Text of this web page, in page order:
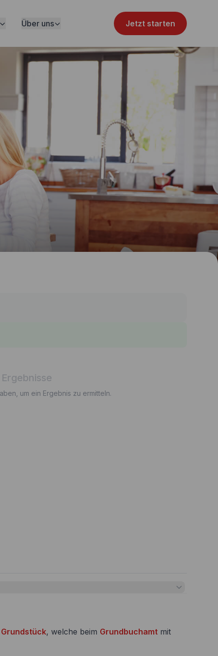
Über uns Jetzt starten
um ein Ergebnis zu ermitteln.
Grundstück, welche beim Grundbuchamtmit